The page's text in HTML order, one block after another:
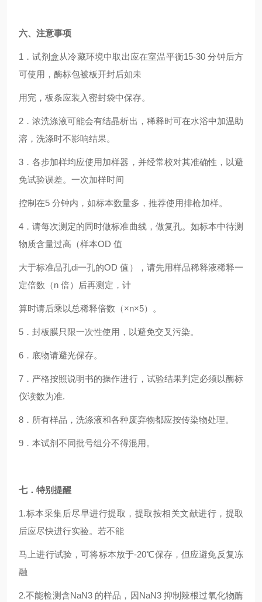
六、注意事项
1．试剂盒从冷藏环境中取出应在室温平衡15-30 分钟后方
可使用，酶标包被板开封后如未
用完，板条应装入密封袋中保存。
2．浓洗涤液可能会有结晶析出，稀释时可在水浴中加温助
溶，洗涤时不影响结果。
3．各步加样均应使用加样器，并经常校对其准确性，以避
免试验误差。一次加样时间
控制在5 分钟内，如标本数量多，推荐使用排枪加样。
4．请每次测定的同时做标准曲线，做复孔。如标本中待测
物质含量过高（样本OD 值
大于标准品孔di一孔的OD 值），请先用样品稀释液稀释一
定倍数（n 倍）后再测定，计
算时请后乘以总稀释倍数（×n×5）。
5．封板膜只限一次性使用，以避免交叉污染。
6．底物请避光保存。
7．严格按照说明书的操作进行，试验结果判定必须以酶标
仪读数为准.
8．所有样品，洗涤液和各种废弃物都应按传染物处理。
9．本试剂不同批号组分不得混用。
七．特别提醒
1.标本采集后尽早进行提取，提取按相关文献进行，提取
后应尽快进行实验。若不能
马上进行试验，可将标本放于-20℃保存，但应避免反复冻
融
2.不能检测含NaN3 的样品，因NaN3 抑制辣根过氧化物酶